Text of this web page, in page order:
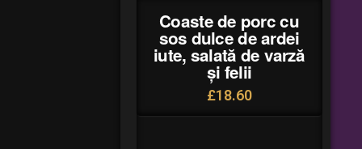
Coaste de porc cu
sos dulce de ardei
iute, salată de varză
și felii
£18.60